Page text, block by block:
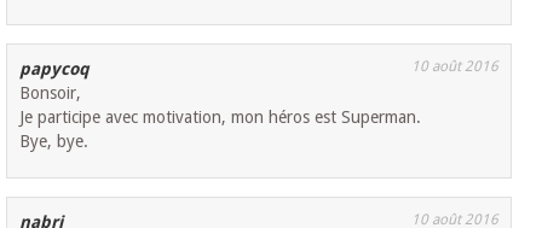
papycoq 10 août 2016
Bonsoir,
Je participe avec motivation, mon héros est Superman.
Bye, bye.
nabri 10 août 2016